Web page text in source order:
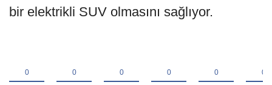
bir elektrikli SUV olmasını sağlıyor.